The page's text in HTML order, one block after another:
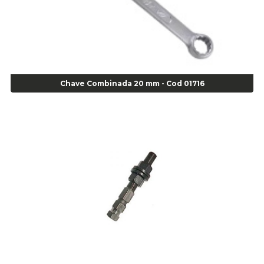
Agulha Escariadora Passeio - Cod 02978
Agulha Escariadora/ Alargadora Caminhão - COD. 02342
Agulha Inserto Pneu s/ câmara - Caminhão - Cod 01909
Agulha para Aplicação Vipstem- Vipal - Cod 02558
Alicate Bico Reto para Anéis Internos - Cod 00892
Alicate Bico Reto Tipo Telefone - Cod 02911
Alicate Bomba D Água - Cod 01326
Alicate Corte Diagonal - Cod 02138
Chave Combinada 20 mm - Cod 01716